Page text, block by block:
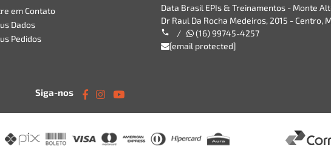
em Contato
Dados
Pedidos
Data Brasil EPIs & Treinamentos - Monte
Dr Raul Da Rocha Medeiros, 2015 - Centro,
/
(16) 99745-4257
[email protected]
Siga-nos